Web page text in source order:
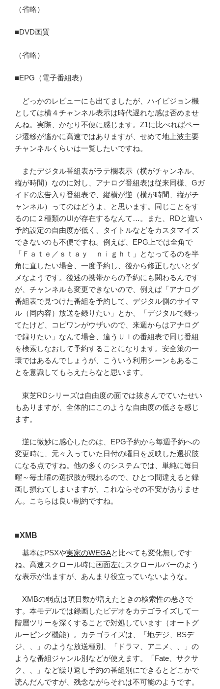
（省略）
■DVD画質
（省略）
■EPG（電子番組表）
どっかのレビューにも出てましたが、ハイビジョン機
としては横４チャンネル表示は時代遅れな感は否めませ
んね。実際、かなり不便に感じます。Z1に比べればペー
ジ遷移が遙かに高速ではありますが、せめて地上波主要
チャンネルくらいは一覧したいですね。
またデジタル番組表がラテ欄表示（横がチャンネル、
縦が時間）なのに対し、アナログ番組表は従来同様、Gガ
イドの広告入り番組表で、縦横が逆（横が時間、縦がチ
ャンネル）ってのはどうよ、と思います。同じことをす
るのに２種類のUIが存在するなんて…。また、RDと違い
予約設定の自由度が低く、タイトルなどをカスタマイズ
できないのも不便ですね。例えば、EPG上では全角で
「Ｆａｔｅ／ｓｔａｙ ｎｉｇｈｔ」となってるのを半
角に直したい場合、一度予約し、後から修正しないとダ
メなようです。後述の携帯からの予約にも関わるんです
が、チャンネルも変更できないので、例えば「アナログ
番組表で見つけた番組を予約して、デジタル側のサイマ
ル（同内容）放送を録りたい」とか、「デジタルで録っ
てたけど、コピワンがウザいので、来週からはアナログ
で録りたい」なんて場合、違うＵＩの番組表で同じ番組
を検索しなおして予約することになります。安全策の一
環ではあるんでしょうが、こういう利用シーンもあるこ
とを意識してもらえたらなと思います。
東芝RDシリーズは自由度の面では抜きんでていたせい
もありますが、全体的にこのような自由度の低さを感じ
ます。
逆に微妙に感心したのは、EPG予約から毎週予約への
変更時に、元々入っていた日付の曜日を反映した選択肢
になる点ですね。他の多くのシステムでは、単純に毎日
曜～毎土曜の選択肢が現れるので、ひとつ間違えると録
画し損ねてしまいますが、これならその不安がありませ
ん。こちらは良い制約ですね。
■XMB
基本はPSXや実家のWEGAと比べても変化無しです
ね。高速スクロール時に画面左にスクロールバーのよう
な表示が出ますが、あんまり役立っていないような。
XMBの弱点は項目数が増えたときの検索性の悪さで
す。本モデルでは録画したビデオをカテゴライズして一
階層ツリーを深くすることで対処しています（オートグ
ルーピング機能）。カテゴライズは、「地デジ、BSデ
ジ、、」のような放送種別、「ドラマ、アニメ、、」の
ような番組ジャンル別などが使えます。「Fate、サクサ
ク、、」など繰り返し予約の番組別にできるとどこかで
読んだんですが、残念ながらそれは不可能のようです。